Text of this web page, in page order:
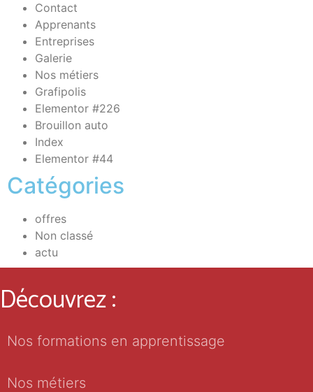
Contact
Apprenants
Entreprises
Galerie
Nos métiers
Grafipolis
Elementor #226
Brouillon auto
Index
Elementor #44
Catégories
offres
Non classé
actu
Découvrez :
Nos formations en apprentissage
Nos métiers